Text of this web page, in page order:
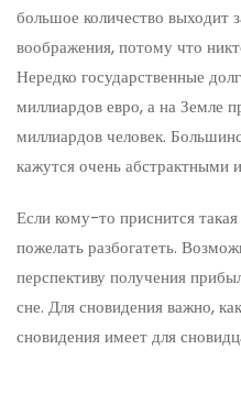
большое количество выходит
воображения, потому что
Нередко государственные
миллиардов евро, а на Земле
миллиардов человек.
кажутся очень абстрактными
Если кому-то приснится
пожелать разбогатеть.
перспективу получения
сне. Для сновидения важно,
сновидения имеет для